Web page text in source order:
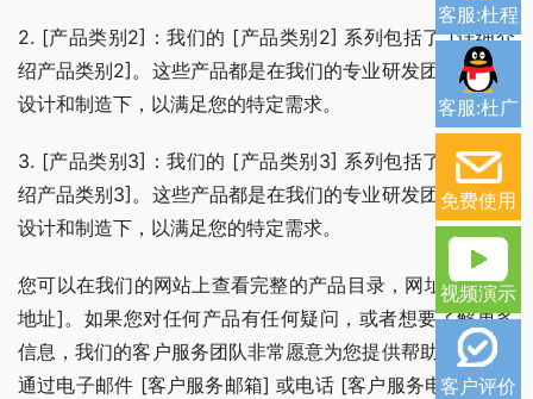
2. [产品类别2]：我们的 [产品类别2] 系列包括了 [详细介
绍产品类别2]。这些产品都是在我们的专业研发团队的精心
设计和制造下，以满足您的特定需求。
3. [产品类别3]：我们的 [产品类别3] 系列包括了 [详细介
绍产品类别3]。这些产品都是在我们的专业研发团队的精心
设计和制造下，以满足您的特定需求。
您可以在我们的网站上查看完整的产品目录，网址是 [网站
地址]。如果您对任何产品有任何疑问，或者想要了解更多
信息，我们的客户服务团队非常愿意为您提供帮助。您可以
通过电子邮件 [客户服务邮箱] 或电话 [客户服务电话] 与我
客服:杜程
客服:杜广
免费使用
视频演示
客户评价